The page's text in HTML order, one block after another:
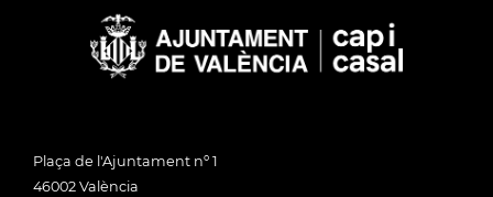
Plaça de l'Ajuntament nº 1
46002 València